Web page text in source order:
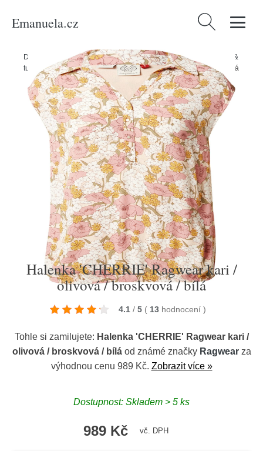
Emanuela.cz Vyhledávání
Domů Produkty/Ženy/Oblečení/Móda pro plnoštíhlé
Halenky &
tuniky /Halenka 'CHERRIE' Ragwear kari / olivová / broskvová / bílá
Halenka 'CHERRIE' Ragwear kari /
olivová / broskvová / bílá
4.1 / 5 ( 13 hodnocení )
Tohle si zamilujete: Halenka 'CHERRIE' Ragwear kari /
olivová / broskvová / bíláod známé značky Ragwearza
výhodnou cenu 989 Kč. Zobrazit více »
Dostupnost: Skladem > 5 ks
989 Kč vč. DPH